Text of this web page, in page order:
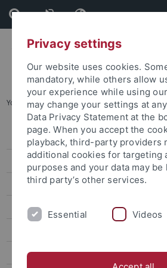
Skip
to
content
Skip
to
footer
You are here: Startseite ... Termine
Studienanfang
Prüfungen
Beiträge und Gebühren
Administration
Semester- und Studienplanung
Privacy settings
Our website uses cookies.
mandatory, while others allow
your experience while using
may change your settings at
Data Privacy Statement at the
page. When you accept the
playback, third-party providers
additional cookies for targeting
purposes and your data may be
third party’s other services.
Essential Videos